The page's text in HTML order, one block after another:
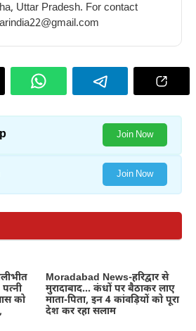
Uttar Pradesh. For contact
Join Now
Join Now
को
Moradabad News-हरिद्वार से
मुरादाबाद… कंधों पर बैठाकर लाए
माता-पिता, इन 4 कांवड़ियों को पूरा
देश कर रहा सलाम